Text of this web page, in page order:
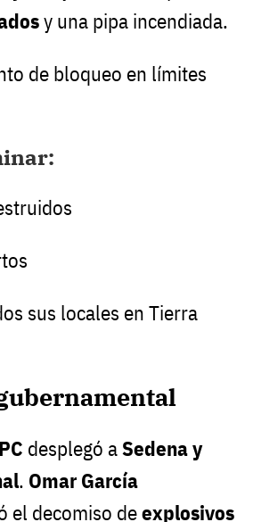
y una pipa incendiada.
de bloqueo en límites
sus locales en Tierra
desplegó aSedena y
. Omar García
el decomiso deexplosivos